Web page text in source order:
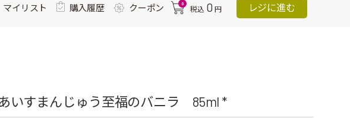
マイリスト 購入履歴 クーポン 0
税込 0 円 レジに進む
いすまんじゅう至福のバニラ 85ml *